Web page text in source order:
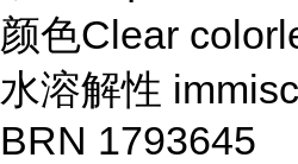
颜色Clear
水溶解性
BRN 1793645